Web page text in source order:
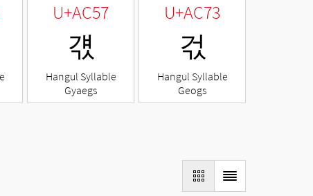
U+AC57
걗
Hangul Syllable
Gyaegs
U+AC73
걳
Hangul Syllable
Geogs